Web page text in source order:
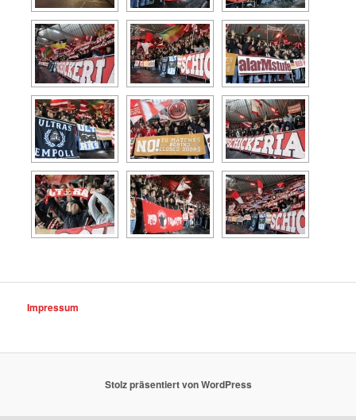
Impressum
Stolz präsentiert von WordPress